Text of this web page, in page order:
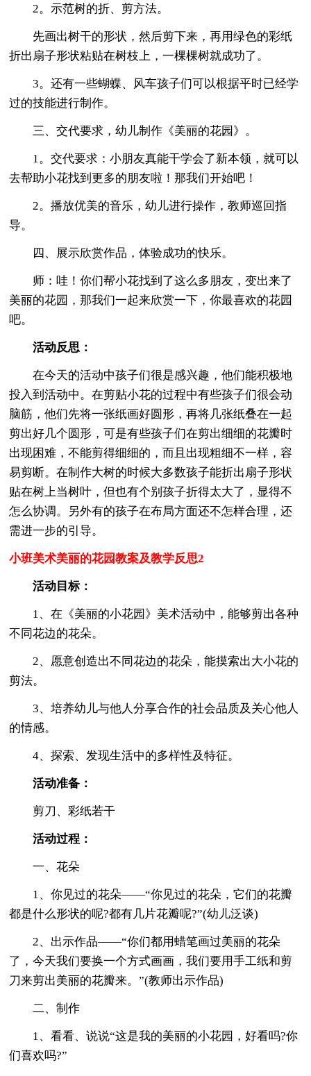
2。示范树的折、剪方法。
先画出树干的形状，然后剪下来，再用绿色的彩纸
折出扇子形状粘贴在树枝上，一棵棵树就成功了。
3。还有一些蝴蝶、风车孩子们可以根据平时已经学
过的技能进行制作。
三、交代要求，幼儿制作《美丽的花园》。
1。交代要求：小朋友真能干学会了新本领，就可以
去帮助小花找到更多的朋友啦！那我们开始吧！
2。播放优美的音乐，幼儿进行操作，教师巡回指
导。
四、展示欣赏作品，体验成功的快乐。
师：哇！你们帮小花找到了这么多朋友，变出来了
美丽的花园，那我们一起来欣赏一下，你最喜欢的花园
吧。
活动反思：
在今天的活动中孩子们很是感兴趣，他们能积极地
投入到活动中。在剪贴小花的过程中有些孩子们很会动
脑筋，他们先将一张纸画好圆形，再将几张纸叠在一起
剪出好几个圆形，可是有些孩子们在剪出细细的花瓣时
出现困难，不能剪得细细的，而且出现粗细不一样，容
易剪断。在制作大树的时候大多数孩子能折出扇子形状
贴在树上当树叶，但也有个别孩子折得太大了，显得不
怎么协调。另外有的孩子在布局方面还不怎样合理，还
需进一步的引导。
小班美术美丽的花园教案及教学反思2
活动目标：
1、在《美丽的小花园》美术活动中，能够剪出各种
不同花边的花朵。
2、愿意创造出不同花边的花朵，能摸索出大小花的
剪法。
3、培养幼儿与他人分享合作的社会品质及关心他人
的情感。
4、探索、发现生活中的多样性及特征。
活动准备：
剪刀、彩纸若干
活动过程：
一、花朵
1、你见过的花朵——“你见过的花朵，它们的花瓣
都是什么形状的呢?都有几片花瓣呢?”(幼儿泛谈)
2、出示作品——“你们都用蜡笔画过美丽的花朵
了，今天我们要换一个方式画画，我们要用手工纸和剪
刀来剪出美丽的花瓣来。”(教师出示作品)
二、制作
1、看看、说说“这是我的美丽的小花园，好看吗?你
们喜欢吗?”